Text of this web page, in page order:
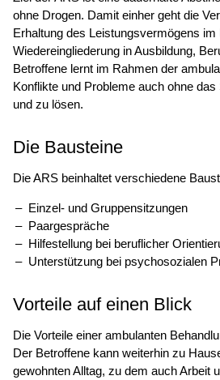
ohne Drogen. Damit einher geht die
Erhaltung des Leistungsvermögens
Wiedereingliederung in Ausbildung,
Betroffene lernt im Rahmen der
Konflikte und Probleme auch ohne
und zu lösen.
Die Bausteine
Die ARS beinhaltet verschiedene
Einzel- und Gruppensitzungen
Paargespräche
Hilfestellung bei beruflicher
Unterstützung bei psychosozialen
Vorteile auf einen Blick
Die Vorteile einer ambulanten
Der Betroffene kann weiterhin zu
gewohnten Alltag, zu dem auch Arbeit